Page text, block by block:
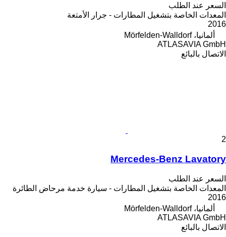
السعر عند الطلب
المعدات الخاصة بتشغيل المطارات - جرار الأمتعة
2016
ألمانيا، Mörfelden-Walldorf
ATLASAVIA GmbH
الاتصال بالبائع
2
Mercedes-Benz Lavatory
السعر عند الطلب
المعدات الخاصة بتشغيل المطارات - سيارة خدمة مرحاض الطائرة
2016
ألمانيا، Mörfelden-Walldorf
ATLASAVIA GmbH
الاتصال بالبائع